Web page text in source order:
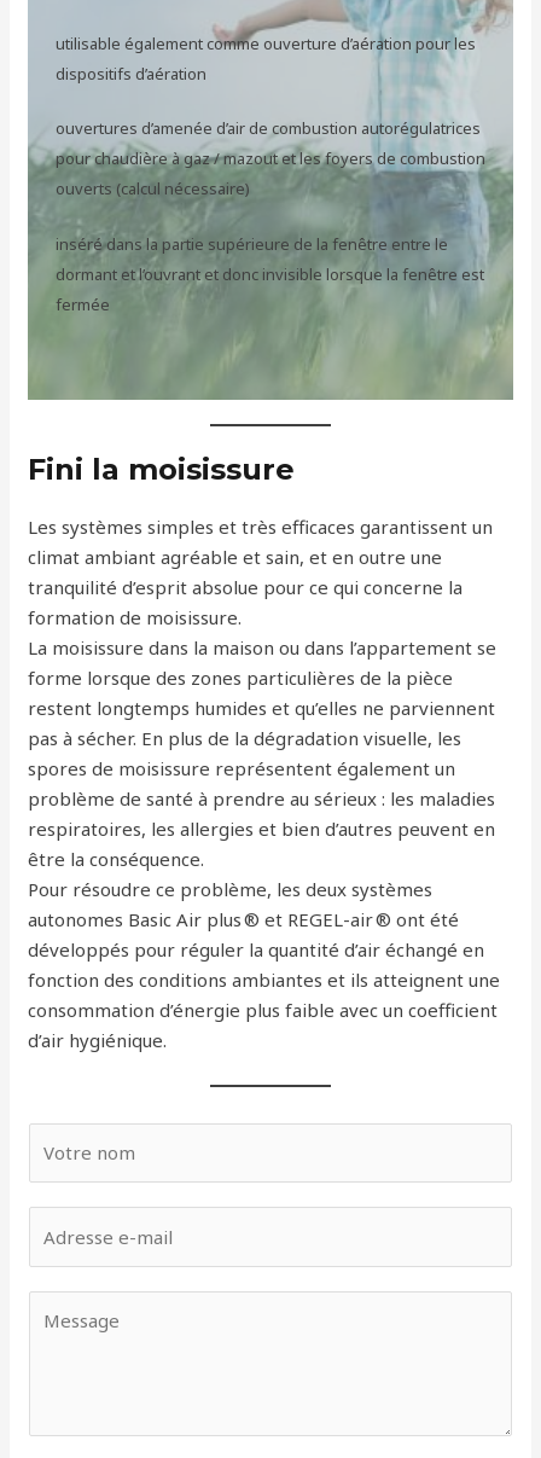
utilisable également comme ouverture d’aération pour les
dispositifs d’aération
ouvertures d’amenée d’air de combustion autorégulatrices
pour chaudière à gaz / mazout et les foyers de combustion
ouverts (calcul nécessaire)
inséré dans la partie supérieure de la fenêtre entre le
dormant et l’ouvrant et donc invisible lorsque la fenêtre est
fermée
Fini la moisissure
Les systèmes simples et très efficaces garantissent un
climat ambiant agréable et sain, et en outre une
tranquilité d’esprit absolue pour ce qui concerne la
formation de moisissure.
La moisissure dans la maison ou dans l’appartement se
forme lorsque des zones particulières de la pièce
restent longtemps humides et qu’elles ne parviennent
pas à sécher. En plus de la dégradation visuelle, les
spores de moisissure représentent également un
problème de santé à prendre au sérieux : les maladies
respiratoires, les allergies et bien d’autres peuvent en
être la conséquence.
Pour résoudre ce problème, les deux systèmes
autonomes Basic Air plus ® et REGEL-air ® ont été
développés pour réguler la quantité d’air échangé en
fonction des conditions ambiantes et ils atteignent une
consommation d’énergie plus faible avec un coefficient
d’air hygiénique.
n
m